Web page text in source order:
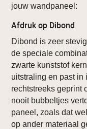
jouw wandpaneel:
Afdruk op Dibond
Dibond is zeer
de speciale
zwarte kunststof
uitstraling en past in
rechtstreeks geprint
nooit bubbeltjes
paneel, zoals dat
op ander materiaal